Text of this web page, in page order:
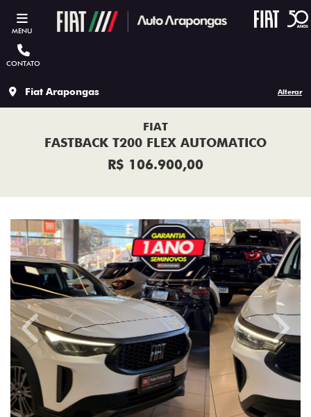
MENU
CONTATO
Fiat Arapongas Alterar
FIAT
FASTBACK T200 FLEX AUTOMATICO
R$ 106.900,00
Previous Next